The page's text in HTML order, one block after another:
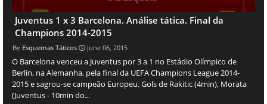
Juventus 1 x 3 Barcelona. Análise tática. Final da
Champions 2014-2015
Esquemas Táticos June 06, 2015
O Barcelona venceu a Juventus por 3 a 1 no Estádio Olímpico de
Berlin, na Alemanha, pela final da UEFA Champions League 2014-
2015 e sagrou-se campeão Europeu. Gols de Rakitic (4min), Morata
(Juventus - 10min do...